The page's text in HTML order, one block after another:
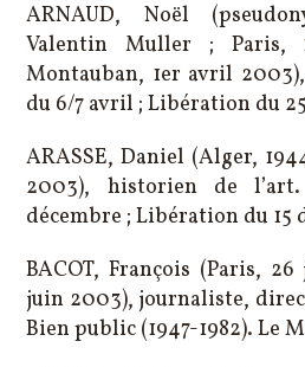
ARNAUD, Noël
Valentin Muller ; Paris,
Montauban, 1er avril
du 6/7 avril ; Libération du
ARASSE, Daniel (Alger,
2003), historien de
décembre ; Libération du 15
BACOT, François (Paris,
juin 2003), journaliste,
Bien public (1947-1982). Le